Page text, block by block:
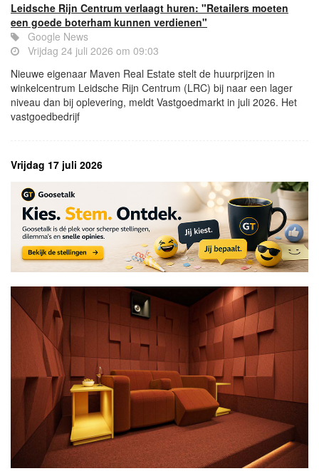
Leidsche Rijn Centrum verlaagt huren: "Retailers moeten
een goede boterham kunnen verdienen"
Google News
Vrijdag 24 juli 2026 om 09:03
Nieuwe eigenaar Maven Real Estate stelt de huurprijzen in
winkelcentrum Leidsche Rijn Centrum (LRC) bij naar een lager
niveau dan bij oplevering, meldt Vastgoedmarkt in juli 2026. Het
vastgoedbedrijf
Vrijdag 17 juli 2026